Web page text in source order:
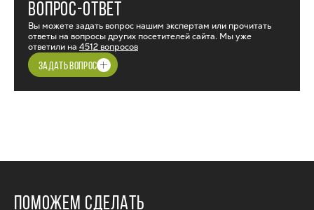
ВОПРОС-ОТВЕТ
Вы можете задать вопрос нашим экспертам или прочитать
ответы на вопросы других посетителей сайта. Мы уже
ответили на 4512 вопросов
ЗАДАТЬ ВОПРОС
ПОМОЖЕМ СДЕЛАТЬ